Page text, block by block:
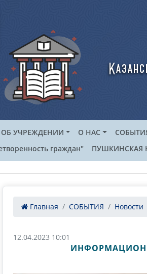
ОБ УЧРЕЖДЕНИИ О НАС
граждан"
ПУШКИНСКАЯ
Главная СОБЫТИЯ Новости
12.04.2023 10:01